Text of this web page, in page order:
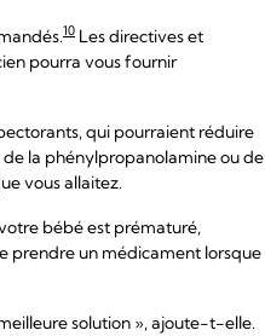
10 Les directives et
pourra vous fournir
qui pourraient réduire
la phénylpropanolamine ou de
vous allaitez.
bébé est prématuré,
prendre un médicament lorsque
solution », ajoute-t-elle.